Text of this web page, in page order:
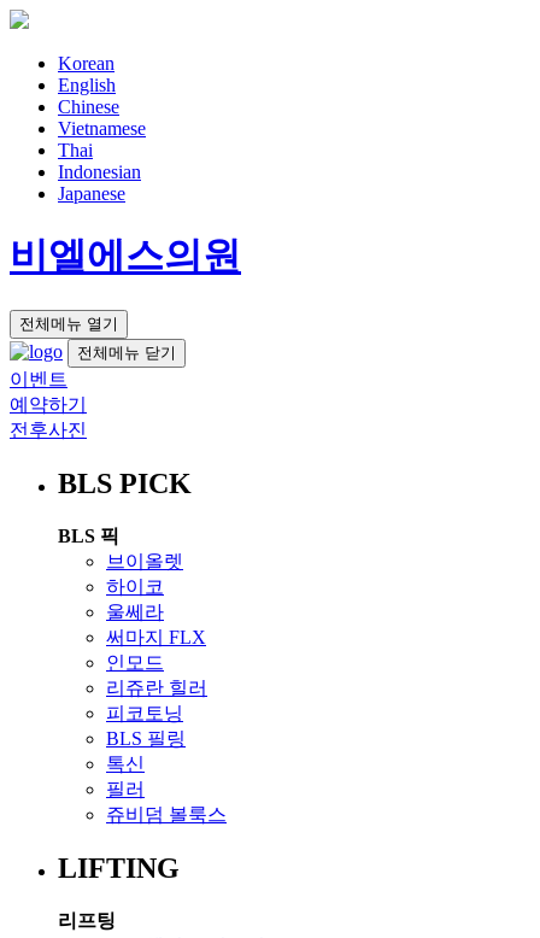
Korean
English
Chinese
Vietnamese
Thai
Indonesian
Japanese
비엘에스의원
전체메뉴 열기
전체메뉴 닫기
이벤트
예약하기
전후사진
BLS PICK
BLS 픽
브이올렛
하이코
울쎄라
써마지 FLX
인모드
리쥬란 힐러
피코토닝
BLS 필링
톡신
필러
쥬비덤 볼룩스
LIFTING
리프팅